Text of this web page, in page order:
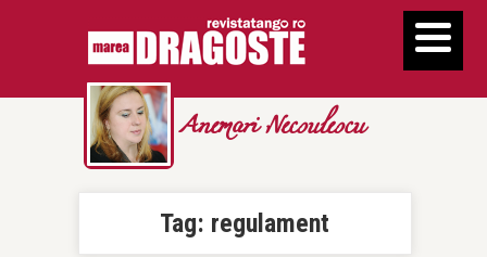
Anemari Necsulescu
Tag: regulament